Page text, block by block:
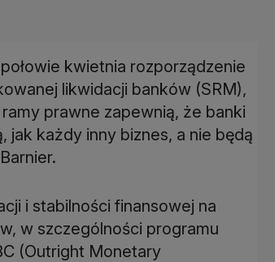
kwietnia rozporządzenie
likwidacji banków (SRM),
prawne zapewnią, że banki
jak każdy inny biznes, a nie będą
i stabilności finansowej na
w szczególności programu
(Outright Monetary